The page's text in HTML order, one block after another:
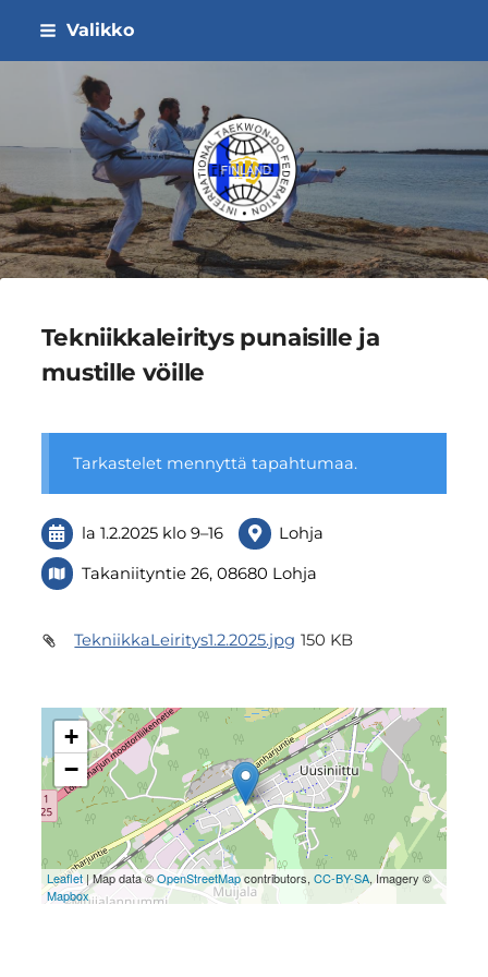
Siirry
sisältöön
Valikko
ITF Taekwon-do Liitto ry
Tekniikkaleiritys punaisille ja
mustille vöille
Tarkastelet mennyttä tapahtumaa.
la 1.2.2025 klo 9–16 Lohja
Takaniityntie 26, 08680 Lohja
TekniikkaLeiritys1.2.2025.jpg 150 KB
+
−
Leaflet| Map data ©OpenStreetMapcontributors, CC-BY-SA, Imagery ©
Mapbox